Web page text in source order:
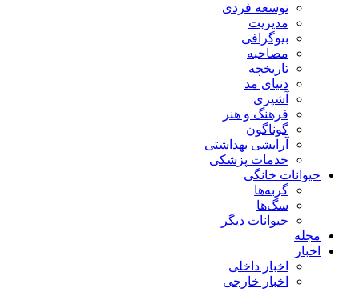
توسعه فردی
مدیریت
بیوگرافی
مصاحبه
تاریخچه
دنیای مد
آشپزی
فرهنگ و هنر
گوناگون
آرایشی بهداشتی
خدمات پزشکی
حیوانات خانگی
گربه‌ها
سگ‌ها
حیوانات دیگر
مجله
اخبار
اخبار داخلی
اخبار خارجی